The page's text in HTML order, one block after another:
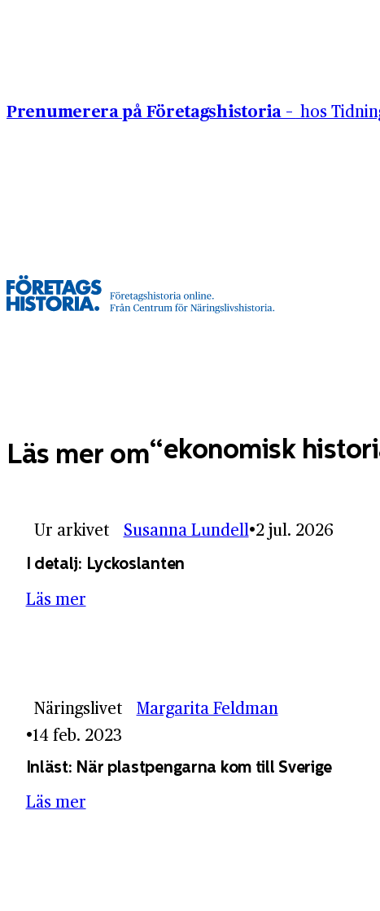
Prenumerera på Företagshistoria – hos
Läs mer om ekonomisk
Ur arkivet Susanna Lundell 2 jul. 2026
I detalj: Lyckoslanten
Läs mer
Näringslivet
Margarita Feldman
14 feb. 2023
Inläst: När plastpengarna kom till Sverige
Läs mer